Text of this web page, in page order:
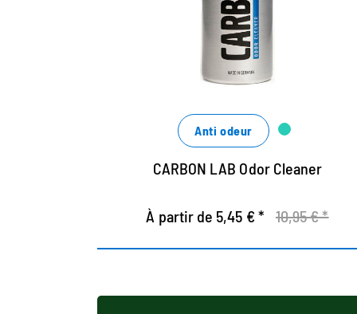
les vêtements et les sacs de sport
Supprime les odeurs désagréables en
Renforce fortement les causes des
Anti odeur
CARBON LAB Odor Cleaner
À partir de 5,45 € * 10,95 € *